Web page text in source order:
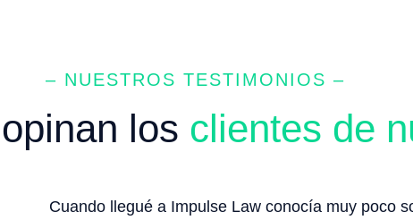
– NUESTROS TESTIMONIOS –
los clientes de
Cuando llegué a Impulse Law conocía muy poco